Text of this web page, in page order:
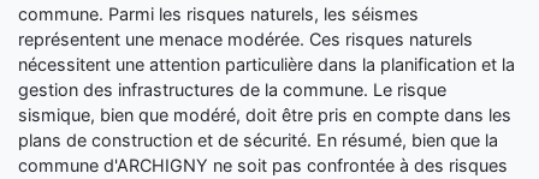
commune. Parmi les risques naturels, les séismes
représentent une menace modérée. Ces risques naturels
nécessitent une attention particulière dans la planification et la
gestion des infrastructures de la commune. Le risque
sismique, bien que modéré, doit être pris en compte dans les
plans de construction et de sécurité. En résumé, bien que la
commune d'ARCHIGNY ne soit pas confrontée à des risques